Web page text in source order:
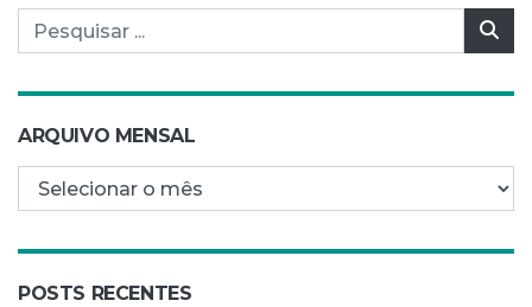
Pesquisar por:
ARQUIVO MENSAL
Arquivo mensal
POSTS RECENTES